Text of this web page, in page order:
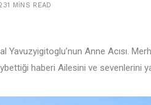
1 MINS READ
Yavuzyigitoglu’nun Anne Acısı.
haberi Ailesini ve sevenlerini